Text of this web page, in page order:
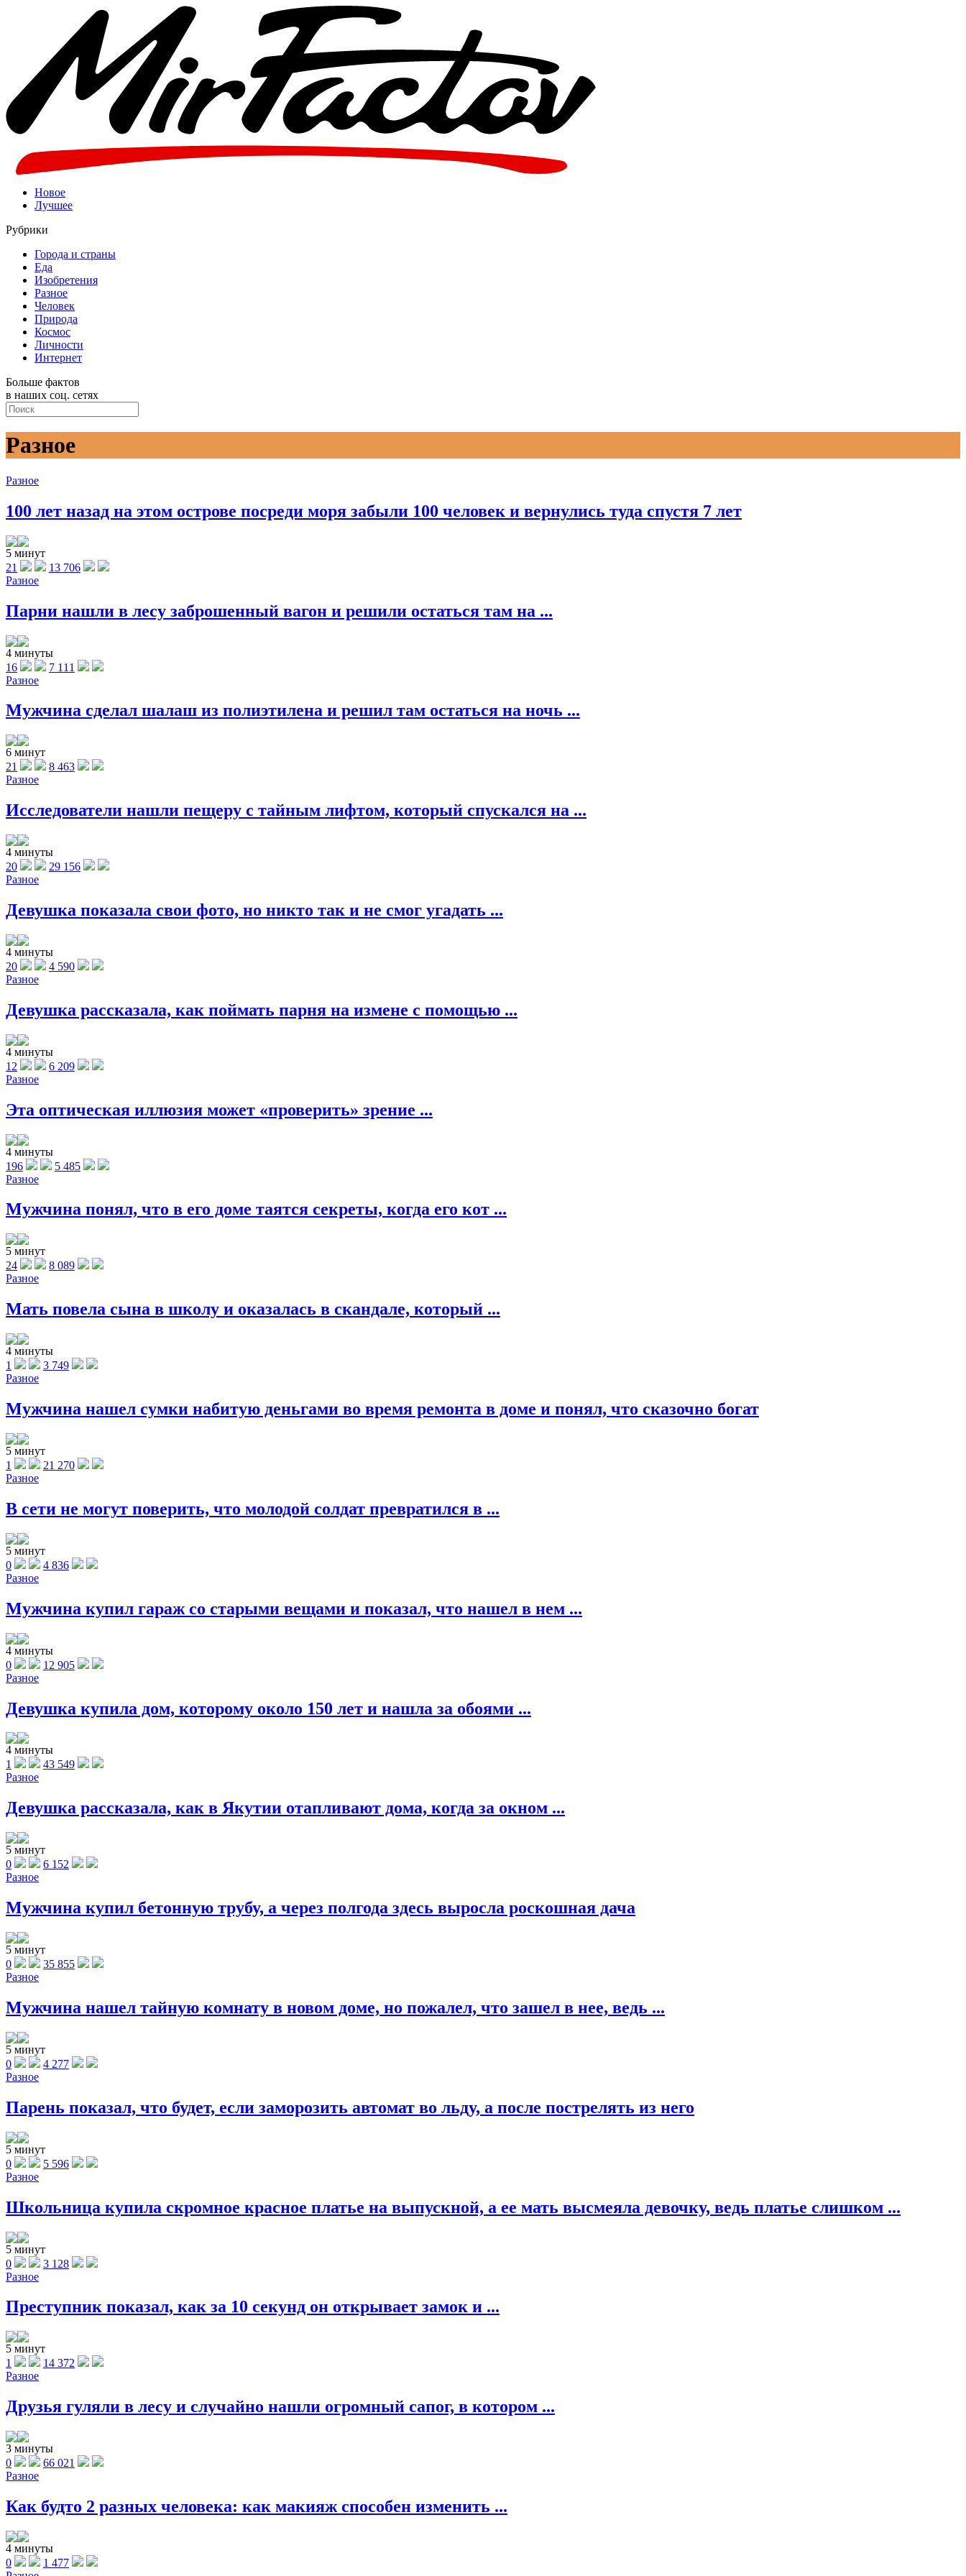
Новое
Лучшее
Рубрики
Города и страны
Еда
Изобретения
Разное
Человек
Природа
Космос
Личности
Интернет
Больше фактов
в наших соц. сетях
Разное
Разное
100 лет назад на этом острове посреди моря забыли 100 человек и вернулись туда спустя 7 лет
5 минут
21
13 706
Разное
Парни нашли в лесу заброшенный вагон и решили остаться там на ...
4 минуты
16
7 111
Разное
Мужчина сделал шалаш из полиэтилена и решил там остаться на ночь ...
6 минут
21
8 463
Разное
Исследователи нашли пещеру с тайным лифтом, который спускался на ...
4 минуты
20
29 156
Разное
Девушка показала свои фото, но никто так и не смог угадать ...
4 минуты
20
4 590
Разное
Девушка рассказала, как поймать парня на измене с помощью ...
4 минуты
12
6 209
Разное
Эта оптическая иллюзия может «проверить» зрение ...
4 минуты
196
5 485
Разное
Мужчина понял, что в его доме таятся секреты, когда его кот ...
5 минут
24
8 089
Разное
Мать повела сына в школу и оказалась в скандале, который ...
4 минуты
1
3 749
Разное
Мужчина нашел сумки набитую деньгами во время ремонта в доме и понял, что сказочно богат
5 минут
1
21 270
Разное
В сети не могут поверить, что молодой солдат превратился в ...
5 минут
0
4 836
Разное
Мужчина купил гараж со старыми вещами и показал, что нашел в нем ...
4 минуты
0
12 905
Разное
Девушка купила дом, которому около 150 лет и нашла за обоями ...
4 минуты
1
43 549
Разное
Девушка рассказала, как в Якутии отапливают дома, когда за окном ...
5 минут
0
6 152
Разное
Мужчина купил бетонную трубу, а через полгода здесь выросла роскошная дача
5 минут
0
35 855
Разное
Мужчина нашел тайную комнату в новом доме, но пожалел, что зашел в нее, ведь ...
5 минут
0
4 277
Разное
Парень показал, что будет, если заморозить автомат во льду, а после пострелять из него
5 минут
0
5 596
Разное
Школьница купила скромное красное платье на выпускной, а ее мать высмеяла девочку, ведь платье слишком ...
5 минут
0
3 128
Разное
Преступник показал, как за 10 секунд он открывает замок и ...
5 минут
1
14 372
Разное
Друзья гуляли в лесу и случайно нашли огромный сапог, в котором ...
3 минуты
0
66 021
Разное
Как будто 2 разных человека: как макияж способен изменить ...
4 минуты
0
1 477